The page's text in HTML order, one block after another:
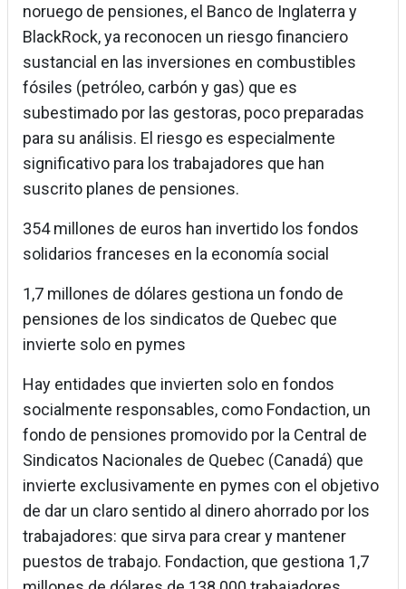
noruego de pensiones, el Banco de Inglaterra y
BlackRock, ya reconocen un riesgo financiero
sustancial en las inversiones en combustibles
fósiles (petróleo, carbón y gas) que es
subestimado por las gestoras, poco preparadas
para su análisis. El riesgo es especialmente
significativo para los trabajadores que han
suscrito planes de pensiones.
354 millones de euros han invertido los fondos
solidarios franceses en la economía social
1,7 millones de dólares gestiona un fondo de
pensiones de los sindicatos de Quebec que
invierte solo en pymes
Hay entidades que invierten solo en fondos
socialmente responsables, como Fondaction, un
fondo de pensiones promovido por la Central de
Sindicatos Nacionales de Quebec (Canadá) que
invierte exclusivamente en pymes con el objetivo
de dar un claro sentido al dinero ahorrado por los
trabajadores: que sirva para crear y mantener
puestos de trabajo. Fondaction, que gestiona 1,7